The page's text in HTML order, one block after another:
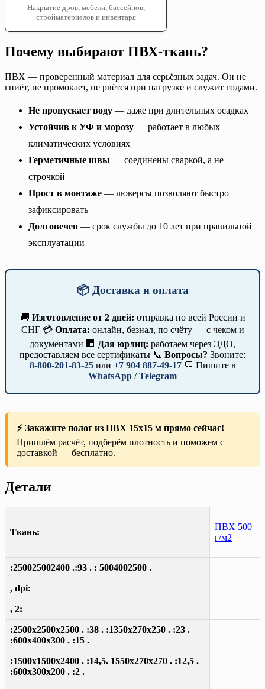
Накрытие дров, мебели, бассейнов,
стройматериалов и инвентаря
Почему выбирают ПВХ-ткань?
ПВХ — проверенный материал для серьёзных задач. Он не
гниёт, не промокает, не рвётся при нагрузке и служит годами.
Не пропускает воду — даже при длительных осадках
Устойчив к УФ и морозу — работает в любых
климатических условиях
Герметичные швы — соединены сваркой, а не
строчкой
Прост в монтаже — люверсы позволяют быстро
зафиксировать
Долговечен — срок службы до 10 лет при правильной
эксплуатации
📦 Доставка и оплата
🚚 Изготовление от 2 дней: отправка по всей России и
СНГ 💳 Оплата: онлайн, безнал, по счёту — с чеком и
документами 🏢 Для юрлиц: работаем через ЭДО,
предоставляем все сертификаты 📞 Вопросы? Звоните:
8-800-201-83-25или +7 904 887-49-17💬 Пишите в
WhatsApp /Telegram
⚡ Закажите полог из ПВХ 15х15 м прямо сейчас!
Пришлём расчёт, подберём плотность и поможем с
доставкой — бесплатно.
Детали
Ткань:
ПВХ 500
г/м2
:250025002400 .:93 . : 5004002500 .
, dpi:
, 2:
:2500x2500x2500 . :38 . :1350x270x250 . :23 .
:600x400x300 . :15 .
:1500x1500x2400 . :14,5. 1550x270x270 . :12,5 .
:600x300x200 . :2 .